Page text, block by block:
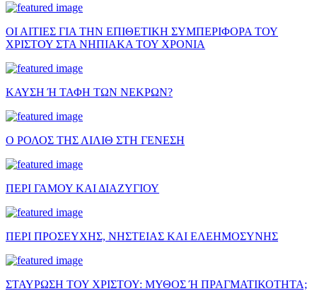
ΟΙ ΑΙΤΙΕΣ ΓΙΑ ΤΗΝ ΕΠΙΘΕΤΙΚΗ ΣΥΜΠΕΡΙΦΟΡΑ ΤΟΥ
ΧΡΙΣΤΟΥ ΣΤΑ ΝΗΠΙΑΚΑ ΤΟΥ ΧΡΟΝΙΑ
ΚΑΥΣΗ Ή ΤΑΦΗ ΤΩΝ ΝΕΚΡΩΝ?
Ο ΡΟΛΟΣ ΤΗΣ ΛΙΛΙΘ ΣΤΗ ΓΕΝΕΣΗ
ΠΕΡΙ ΓΑΜΟΥ ΚΑΙ ΔΙΑΖΥΓΙΟΥ
ΠΕΡΙ ΠΡΟΣΕΥΧΗΣ, ΝΗΣΤΕΙΑΣ ΚΑΙ ΕΛΕΗΜΟΣΥΝΗΣ
ΣΤΑΥΡΩΣΗ ΤΟΥ ΧΡΙΣΤΟΥ: ΜΥΘΟΣ Ή ΠΡΑΓΜΑΤΙΚΟΤΗΤΑ;